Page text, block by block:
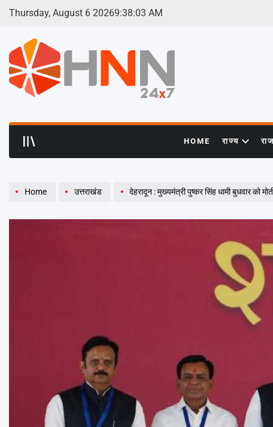
Skip
Thursday, August 6 20269:38:05 AM
HOME राज्य
Home उत्तराखंड देहरादून : मुख्यमंत्री पुष्कर सिंह धामी बुधवार को मोतीलाल नेहरू स्टेडियम, भोपाल में